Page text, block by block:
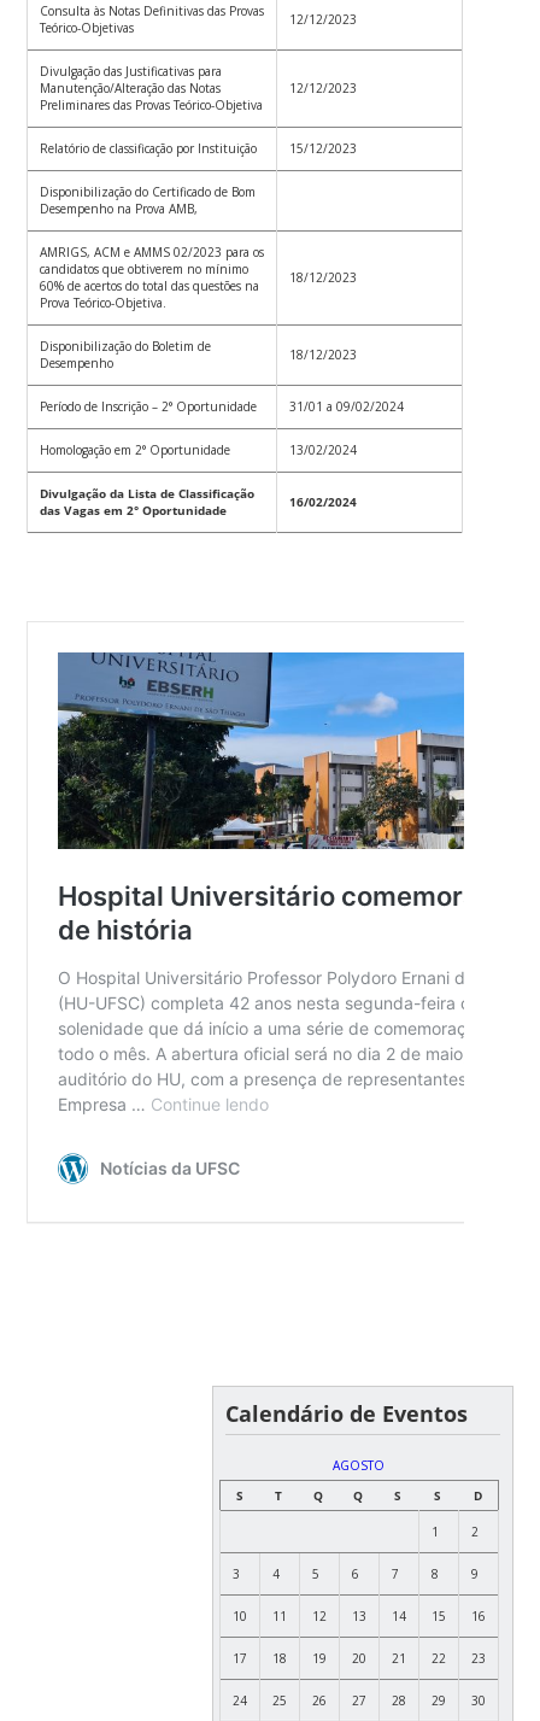
Consulta às Notas Definitivas das Provas
Teórico-Objetivas
12/12/2023
Divulgação das Justificativas para
Manutenção/Alteração das Notas
Preliminares das Provas Teórico-Objetiva
12/12/2023
Relatório de classificação por Instituição 15/12/2023
Disponibilização do Certificado de Bom
Desempenho na Prova AMB,
AMRIGS, ACM e AMMS 02/2023 para os
candidatos que obtiverem no mínimo
60% de acertos do total das questões na
Prova Teórico-Objetiva.
18/12/2023
Disponibilização do Boletim de
Desempenho
18/12/2023
Período de Inscrição – 2° Oportunidade 31/01 a 09/02/2024
Homologação em 2° Oportunidade 13/02/2024
Divulgação da Lista de Classificação
das Vagas em 2° Oportunidade
16/02/2024
Calendário de Eventos
AGOSTO
S
T Q Q S S D
1 2
3 4 5 6 7 8 9
10 11 12 13 14 15 16
17 18 19 20 21 22 23
24 25 26 27 28 29 30